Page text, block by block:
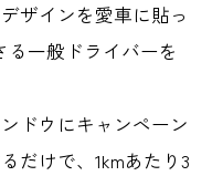
ザインを愛車に貼っ
る一般ドライバーを
ドウにキャンペーン
だけで、1kmあたり3